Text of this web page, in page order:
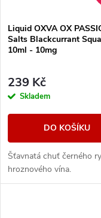
Liquid OXVA OX
Salts Blackcurrant
10ml - 10mg
239 Kč
Skladem
DO KOŠÍKU
Šťavnatá chuť černého
hroznového vína.